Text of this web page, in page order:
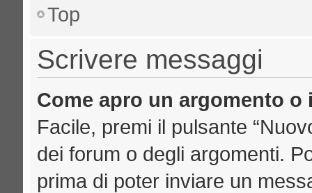
Top
Scrivere messaggi
Come apro un argomento
Facile, premi il pulsante
dei forum o degli argomenti.
prima di poter inviare un